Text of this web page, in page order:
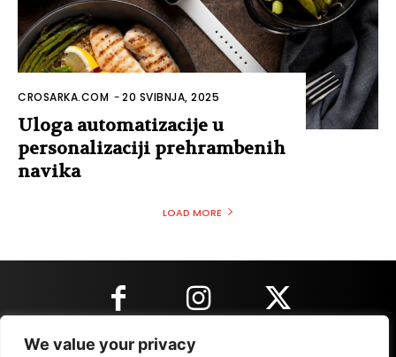
We value your privacy
CROSARKA.COM -20 SVIBNJA, 2025
Uloga automatizacije u
personalizaciji prehrambenih
navika
LOAD MORE